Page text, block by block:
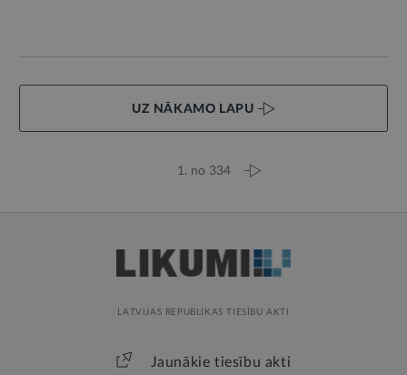
UZ NĀKAMO LAPU
1. no 334
LATVIJAS REPUBLIKAS TIESĪBU AKTI
Jaunākie tiesību akti